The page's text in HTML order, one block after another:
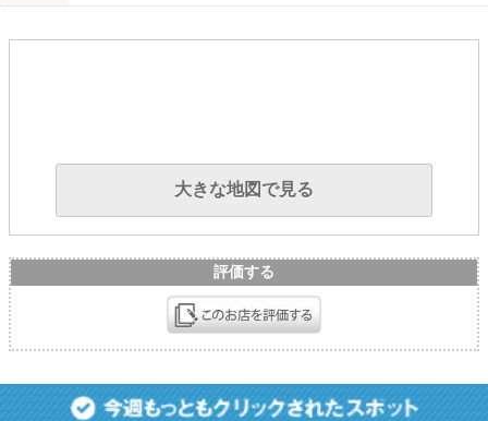
大きな地図で見る
評価する